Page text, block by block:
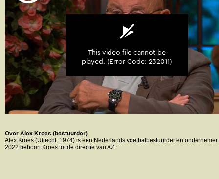
Over Alex Kroes (bestuurder)
Alex Kroes (Utrecht, 1974) is een Nederlands voetbalbestuurder en
2022 behoort Kroes tot de directie van AZ.